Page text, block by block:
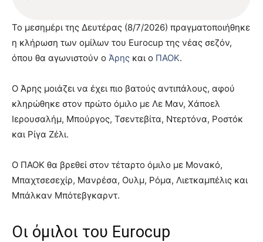
Το μεσημέρι της Δευτέρας (8/7/2026) πραγματοποιήθηκε
η κλήρωση των ομίλων του Eurocup της νέας σεζόν,
όπου θα αγωνιστούν ο Άρης και ο ΠΑΟΚ.
Ο Άρης μοιάζει να έχει πιο βατούς αντιπάλους, αφού
κληρώθηκε στον πρώτο όμιλο με Λε Μαν, Χάποελ
Ιερουσαλήμ, Μπούργος, Τσεντεβίτα, Ντερτόνα, Ροστόκ
και Ρίγα Ζέλι.
Ο ΠΑΟΚ θα βρεθεί στον τέταρτο όμιλο με Μονακό,
Μπαχτσεσεχίρ, Μανρέσα, Ουλμ, Ρόμα, Λιετκαμπέλις και
Μπάλκαν Μπότεβγκαρντ.
Οι όμιλοι του Eurocup